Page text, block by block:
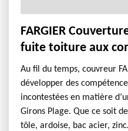
FARGIER
fuite toiture aux
Au fil du temps, couvreur
développer des
incontestées en matière
Girons Plage. Que ce soit
tôle, ardoise, bac acier,